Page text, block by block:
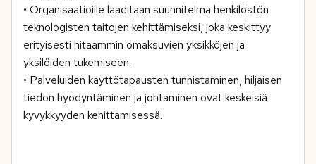
• Organisaatioille laaditaan suunnitelma henkilöstön
teknologisten taitojen kehittämiseksi, joka keskittyy
erityisesti hitaammin omaksuvien yksikköjen ja
yksilöiden tukemiseen.
• Palveluiden käyttötapausten tunnistaminen, hiljaisen
tiedon hyödyntäminen ja johtaminen ovat keskeisiä
kyvykkyyden kehittämisessä.